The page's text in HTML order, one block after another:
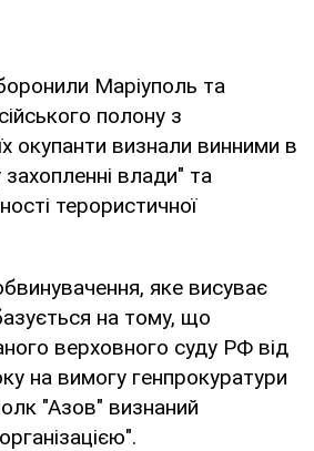
Маріуполь та
полону з
окупанти визнали винними в
влади" та
терористичної
яке висуває
на тому, що
верховного суду РФ від
на вимогу генпрокуратури
"Азов" визнаний